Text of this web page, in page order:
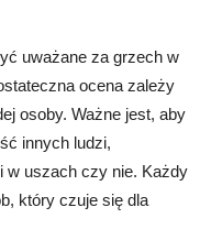
uważane za grzech w
ocena zależy
osoby. Ważne jest, aby
innych ludzi,
w uszach czy nie. Każdy
który czuje się dla